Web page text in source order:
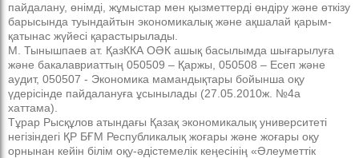
пайдалану, өнімді, жұмыстар мен қызметтерді өндіру және өткізу
барысында туындайтын экономикалық және ақшалай қарым-
қатынас жүйесі қарастырылады.
М. Тынышпаев ат. ҚазККА ОӘК ашық басылымда шығарылуға
және бакалавриаттың 050509 – Қаржы, 050508 – Есеп және
аудит, 050507 - Экономика мамандықтары бойынша оқу
үдерісінде пайдалануға ұсынылады (27.05.2010ж. №4а
хаттама).
Тұрар Рысқұлов атындағы Қазақ экономикалық университеті
негізіндегі ҚР БҒМ Республикалық жоғары және жоғары оқу
орнынан кейін білім оқу-әдістемелік кеңесінің «Әлеуметтік